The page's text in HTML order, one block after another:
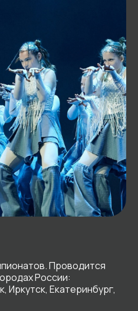
Проводится
России:
Иркутск, Екатеринбург,